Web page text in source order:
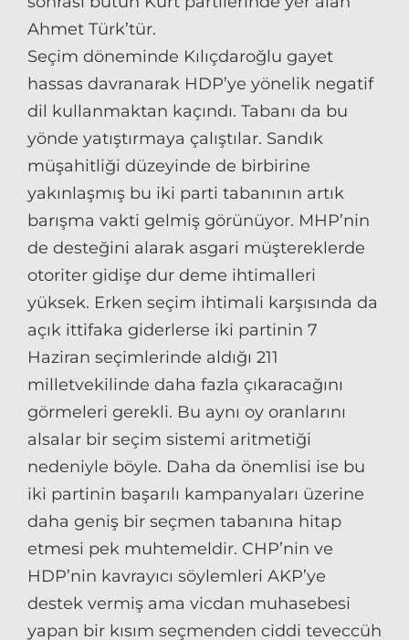
Ahmet Türk’tür.
Seçim döneminde Kılıçdaroğlu gayet
hassas davranarak HDP’ye yönelik negatif
dil kullanmaktan kaçındı. Tabanı da bu
yönde yatıştırmaya çalıştılar. Sandık
müşahitliği düzeyinde de birbirine
yakınlaşmış bu iki parti tabanının artık
barışma vakti gelmiş görünüyor. MHP’nin
de desteğini alarak asgari müştereklerde
otoriter gidişe dur deme ihtimalleri
yüksek. Erken seçim ihtimali karşısında da
açık ittifaka giderlerse iki partinin 7
Haziran seçimlerinde aldığı 211
milletvekilinde daha fazla çıkaracağını
görmeleri gerekli. Bu aynı oy oranlarını
alsalar bir seçim sistemi aritmetiği
nedeniyle böyle. Daha da önemlisi ise bu
iki partinin başarılı kampanyaları üzerine
daha geniş bir seçmen tabanına hitap
etmesi pek muhtemeldir. CHP’nin ve
HDP’nin kavrayıcı söylemleri AKP’ye
destek vermiş ama vicdan muhasebesi
yapan bir kısım seçmenden ciddi teveccüh